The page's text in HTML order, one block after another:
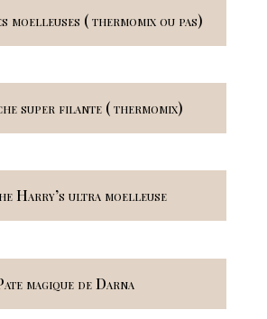
moelleuses ( thermomix ou pas)
super filante ( thermomix)
Harry’s ultra moelleuse
magique de Darna